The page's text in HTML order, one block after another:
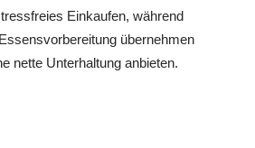
Einkaufen, während
übernehmen
nette Unterhaltung anbieten.